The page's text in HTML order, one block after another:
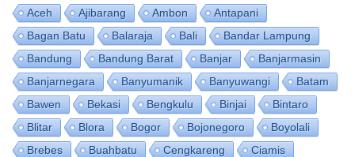
Aceh Ajibarang Ambon
Antapani
Bagan Batu
Balaraja Bali
Bandar Lampung
Bandung
Bandung Barat Banjar
Banjarmasin
Banjarnegara
Banyumanik Banyuwangi
Batam
Bawen
Bekasi Bengkulu Binjai
Bintaro
Blitar
Blora Bogor Bojonegoro
Boyolali
Brebes
Buahbatu Cengkareng
Ciamis